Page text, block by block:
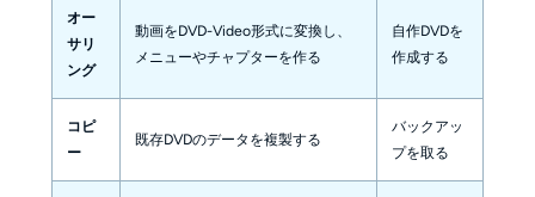
オー
サリ
ング
動画をDVD-Video形式に変換し、
メニューやチャプターを作る
自作DVDを
作成する
コピ
ー
既存DVDのデータを複製する
バックアッ
プを取る